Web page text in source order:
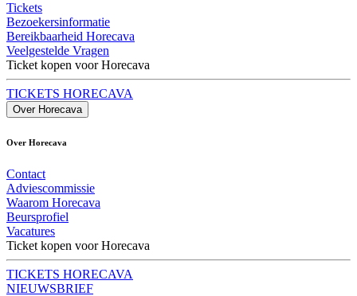
Tickets
Bezoekersinformatie
Bereikbaarheid Horecava
Veelgestelde Vragen
Ticket kopen voor Horecava
TICKETS HORECAVA
Over Horecava
Over Horecava
Contact
Adviescommissie
Waarom Horecava
Beursprofiel
Vacatures
Ticket kopen voor Horecava
TICKETS HORECAVA
NIEUWSBRIEF